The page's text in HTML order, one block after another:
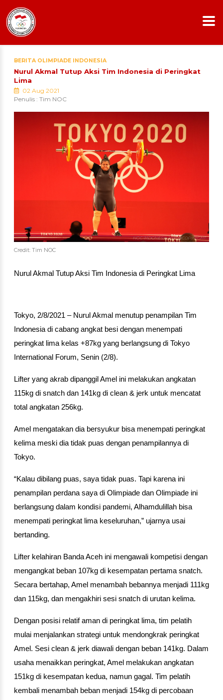
BERITA OLIMPIADE INDONESIA
Nurul Akmal Tutup Aksi Tim Indonesia di Peringkat
Lima
02 Aug 2021
Penulis : Tim NOC
Credit: Tim NOC
Nurul Akmal Tutup Aksi Tim Indonesia di Peringkat Lima
Tokyo, 2/8/2021 – Nurul Akmal menutup penampilan Tim
Indonesia di cabang angkat besi dengan menempati
peringkat lima kelas +87kg yang berlangsung di Tokyo
International Forum, Senin (2/8).
Lifter yang akrab dipanggil Amel ini melakukan angkatan
115kg di snatch dan 141kg di clean & jerk untuk mencatat
total angkatan 256kg.
Amel mengatakan dia bersyukur bisa menempati peringkat
kelima meski dia tidak puas dengan penampilannya di
Tokyo.
“Kalau dibilang puas, saya tidak puas. Tapi karena ini
penampilan perdana saya di Olimpiade dan Olimpiade ini
berlangsung dalam kondisi pandemi, Alhamdulillah bisa
menempati peringkat lima keseluruhan,” ujarnya usai
bertanding.
Lifter kelahiran Banda Aceh ini mengawali kompetisi dengan
mengangkat beban 107kg di kesempatan pertama snatch.
Secara bertahap, Amel menambah bebannya menjadi 111kg
dan 115kg, dan mengakhiri sesi snatch di urutan kelima.
Dengan posisi relatif aman di peringkat lima, tim pelatih
mulai menjalankan strategi untuk mendongkrak peringkat
Amel. Sesi clean & jerk diawali dengan beban 141kg. Dalam
usaha menaikkan peringkat, Amel melakukan angkatan
151kg di kesempatan kedua, namun gagal. Tim pelatih
kembali menambah beban menjadi 154kg di percobaan